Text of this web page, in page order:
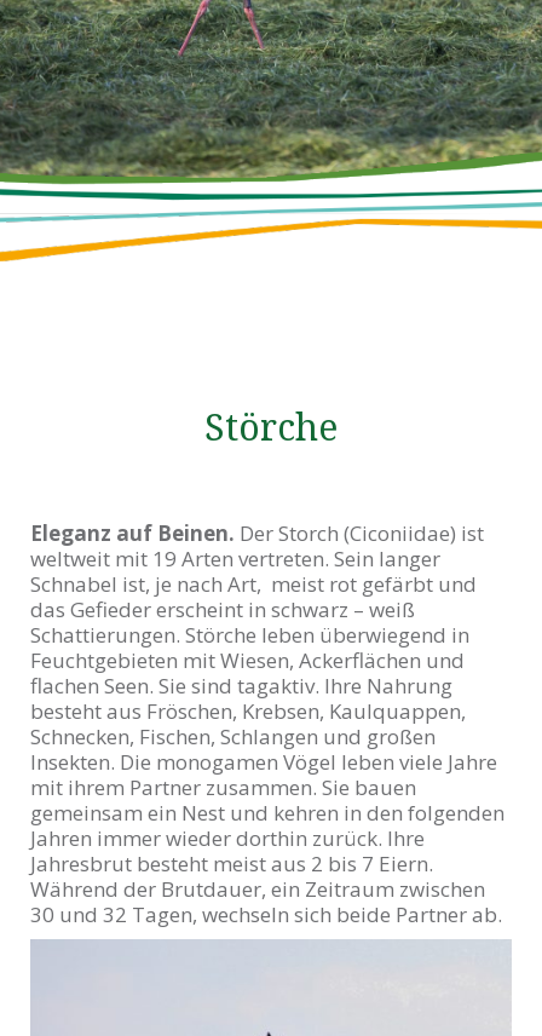
Störche
Eleganz auf Beinen. Der Storch (Ciconiidae) ist
weltweit mit 19 Arten vertreten. Sein langer
Schnabel ist, je nach Art, meist rot gefärbt und
das Gefieder erscheint in schwarz – weiß
Schattierungen. Störche leben überwiegend in
Feuchtgebieten mit Wiesen, Ackerflächen und
flachen Seen. Sie sind tagaktiv. Ihre Nahrung
besteht aus Fröschen, Krebsen, Kaulquappen,
Schnecken, Fischen, Schlangen und großen
Insekten. Die monogamen Vögel leben viele Jahre
mit ihrem Partner zusammen. Sie bauen
gemeinsam ein Nest und kehren in den folgenden
Jahren immer wieder dorthin zurück. Ihre
Jahresbrut besteht meist aus 2 bis 7 Eiern.
Während der Brutdauer, ein Zeitraum zwischen
30 und 32 Tagen, wechseln sich beide Partner ab.